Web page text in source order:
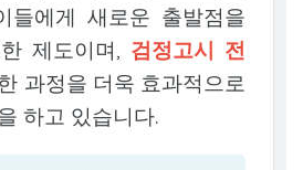
들에게 새로운 출발점을
제도이며, 검정고시 전
과정을 더욱 효과적으로
하고 있습니다.